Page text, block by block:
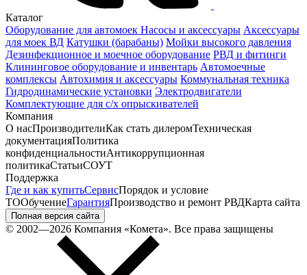
Каталог
Оборудование для автомоек Насосы и аксессуары Аксессуары
для моек ВД Катушки (барабаны) Мойки высокого давления
Дезинфекционное и моечное оборудование РВД и фитинги
Клининговое оборудование и инвентарь Автомоечные
комплексы Автохимия и аксессуары Коммунальная техника
Гидродинамические установки Электродвигатели
Комплектующие для с/х опрыскивателей
Компания
О насПроизводителиКак стать дилеромТехническая
документацияПолитика
конфиденциальностиАнтикоррупционная
политикаСтатьиСОУТ
Поддержка
Где и как купитьСервисПорядок и условие
ТООбучениеГарантияПроизводство и ремонт РВДКарта сайта
Полная версия сайта
© 2002—2026 Компания «Комета». Все права защищены